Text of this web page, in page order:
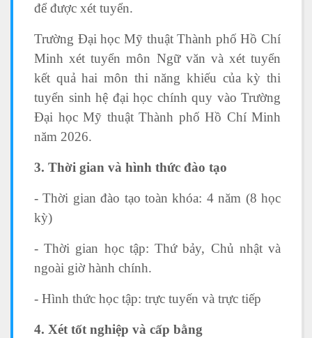
để được xét tuyển.
Trường Đại học Mỹ thuật Thành phố Hồ Chí
Minh xét tuyển môn Ngữ văn và xét tuyển
kết quả hai môn thi năng khiếu của kỳ thi
tuyển sinh hệ đại học chính quy vào Trường
Đại học Mỹ thuật Thành phố Hồ Chí Minh
năm 2026.
3. Thời gian và hình thức đào tạo
- Thời gian đào tạo toàn khóa: 4 năm (8 học
kỳ)
- Thời gian học tập: Thứ bảy, Chủ nhật và
ngoài giờ hành chính.
- Hình thức học tập: trực tuyến và trực tiếp
4. Xét tốt nghiệp và cấp bằng